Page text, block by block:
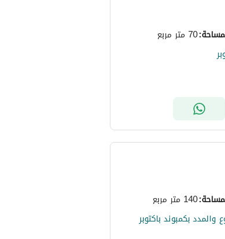
:70 متر مربع
:140 متر مربع
والمدد بكمبوند باكتوبر